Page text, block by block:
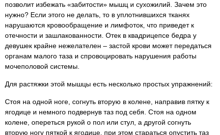
позволит избежать «забитости» мышц и сухожилий. Зачем это
нужно? Если этого не делать, то в уплотнившихся тканях
нарушаются кровообращение и лимфоток, что приведет к
отечности и зашлакованности. Отек в квадрицепсе бедра у
девушек крайне нежелателен – застой крови может передаться
органам малого таза и спровоцировать нарушения работы
мочеполовой системы.
Для растяжки этой мышцы есть несколько простых упражнений:
Стоя на одной ноге, согнуть вторую в колене, направив пятку к
ягодице и немного подвернув таз под себя. Стоя на одном
колене, опереться рукой о пол или стул, а другой согнуть
вторую ногу пяткой к ягодице, при этом стараться опустить таз